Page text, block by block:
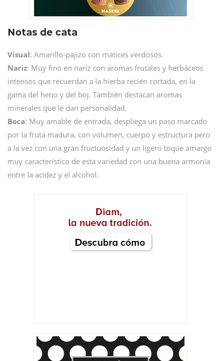
Notas de cata
Visual: Amarillo-pajizo con matices verdosos.
Nariz: Muy fino en nariz con aromas frutales y herbáceos
intensos que recuerdan a la hierba recién cortada, en la
gama del heno y del boj. También destacan aromas
minerales que le dan personalidad.
Boca: Muy amable de entrada, despliega un paso marcado
por la fruta madura, con volumen, cuerpo y estructura pero
a la vez con una gran fructuosidad y un ligero toque amargo
muy característico de esta variedad con una buena armonía
entre la acidez y el alcohol.